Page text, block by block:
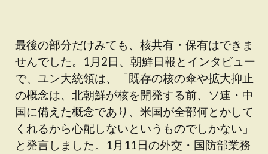
最後の部分だけみても、核共有・保有はできま
せんでした。1月2日、朝鮮日報とインタビュー
で、ユン大統領は、「既存の核の傘や拡大抑止
の概念は、北朝鮮が核を開発する前、ソ連・中
国に備えた概念であり、米国が全部何とかして
くれるから心配しないというものでしかない」
と発言しました。1月11日の外交・国防部業務